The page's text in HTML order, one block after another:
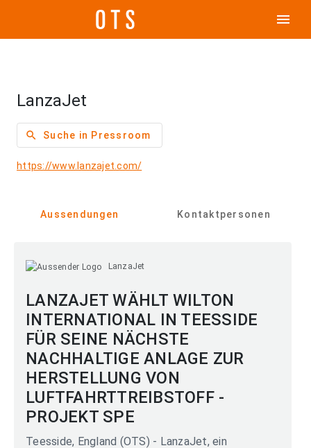
menu
LanzaJet
search Suche in Pressroom
https://www.lanzajet.com/
Aussendungen Kontaktpersonen
LanzaJet
LANZAJET WÄHLT WILTON
INTERNATIONAL IN TEESSIDE
FÜR SEINE NÄCHSTE
NACHHALTIGE ANLAGE ZUR
HERSTELLUNG VON
LUFTFAHRTTREIBSTOFF -
PROJEKT SPE
Teesside, England (OTS) - LanzaJet, ein